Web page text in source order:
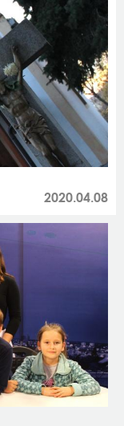
2020.04.08